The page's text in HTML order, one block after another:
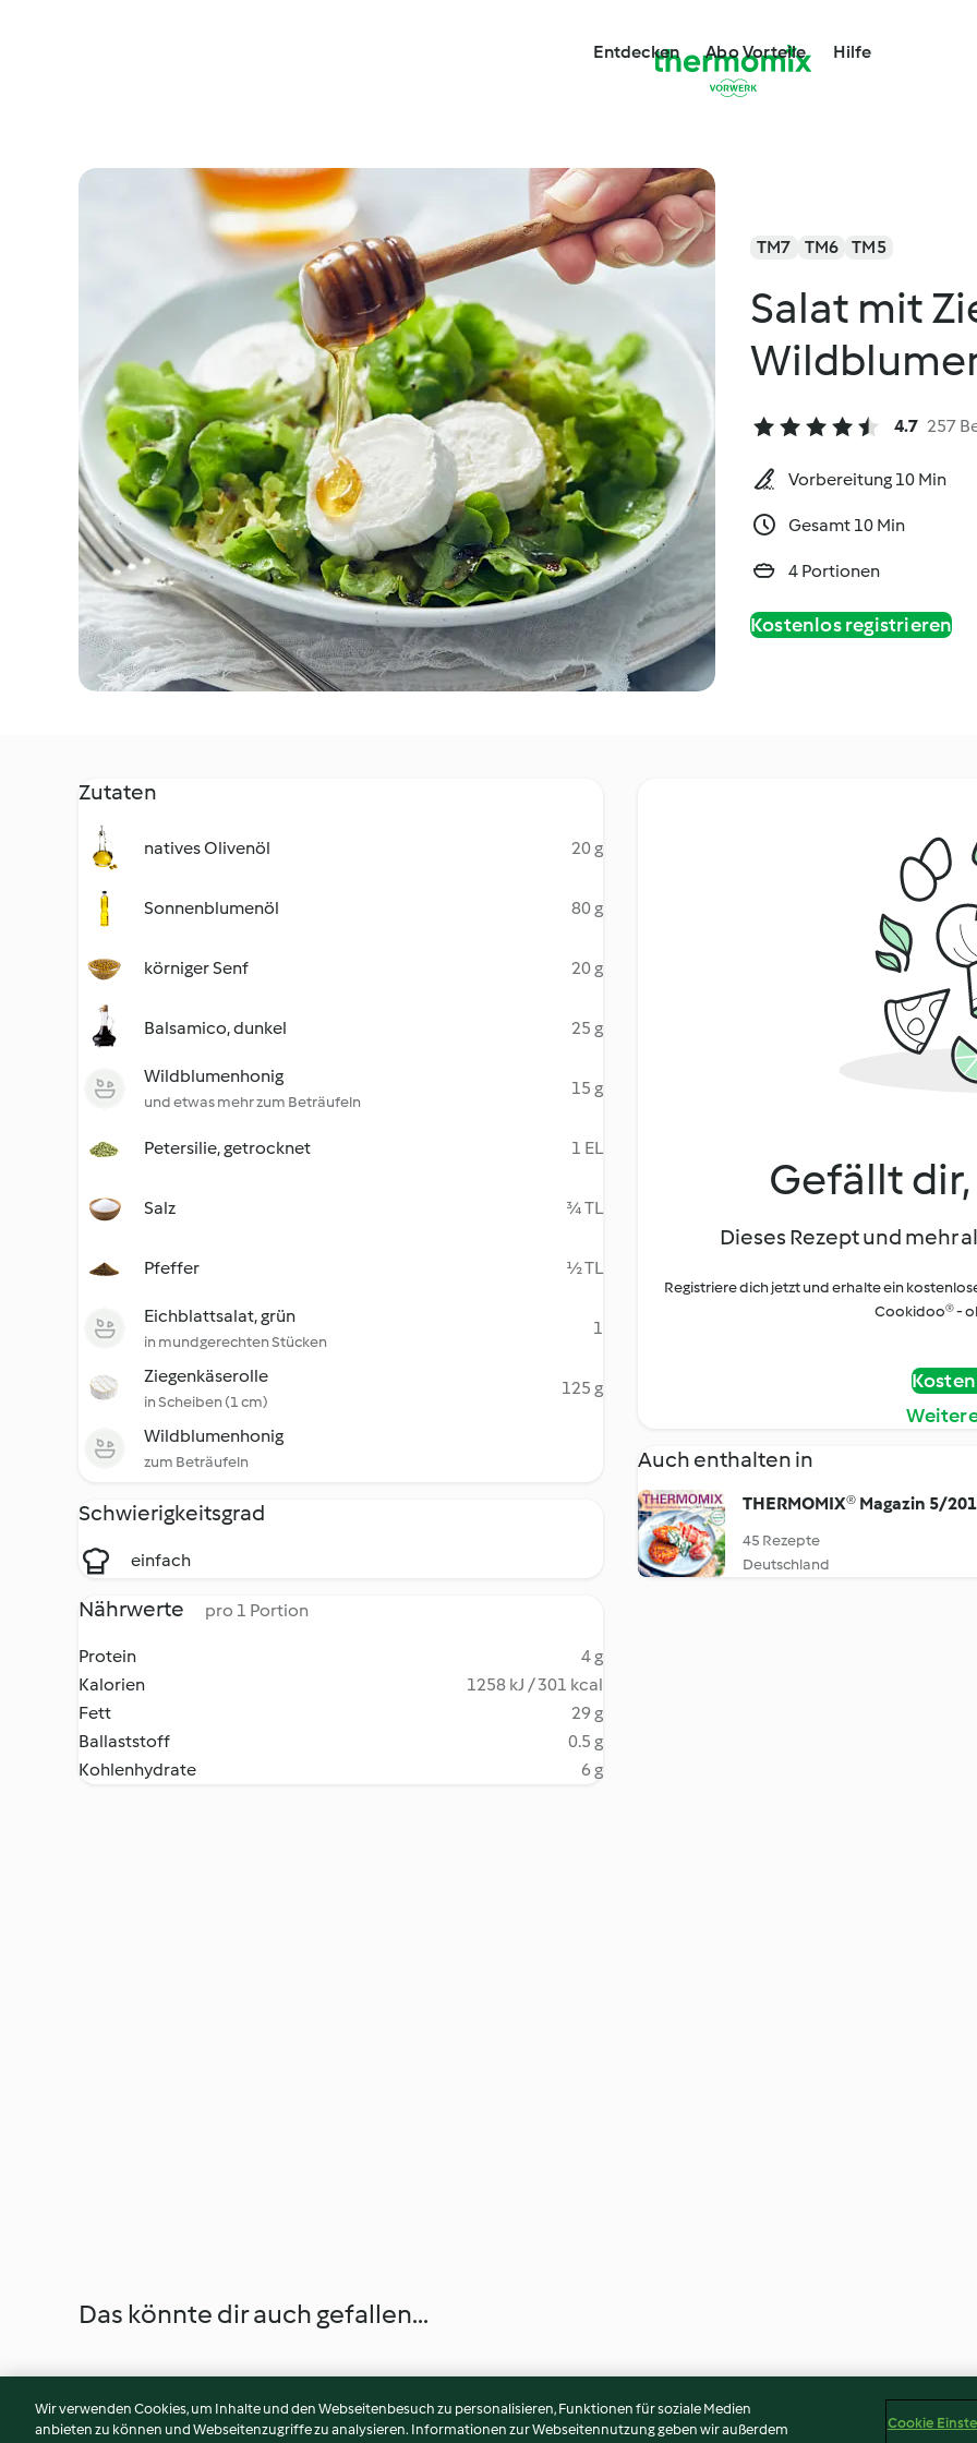
Entdecken Abo Vorteile Hilfe
TM7 TM6 TM5
Salat mit
4.7 257
Vorbereitung 10 Min
Gesamt 10 Min
4 Portionen
Kostenlos registrieren
Zutaten
natives Olivenöl 20 g
Sonnenblumenöl 80 g
körniger Senf 20 g
Balsamico, dunkel 25 g
Wildblumenhonig
und etwas mehr zum Beträufeln
15 g
Petersilie, getrocknet 1 EL
Salz ¾ TL
Pfeffer ½ TL
Eichblattsalat, grün
in mundgerechten Stücken
1
Ziegenkäserolle
in Scheiben (1 cm)
125 g
Wildblumenhonig
zum Beträufeln
Schwierigkeitsgrad
einfach
Nährwerte pro 1 Portion
Protein
4 g
Kalorien
1258 kJ / 301 kcal
Fett
29 g
Ballaststoff
0.5 g
Kohlenhydrate
6 g
Gefällt
Dieses Rezept und mehr
Registriere dich jetzt und erhalte ein
Cookidoo® -
Auch enthalten in
THERMOMIX® Magazin 5/
45 Rezepte
Deutschland
Das könnte dir auch gefallen...
Wir verwenden Cookies, um Inhalte und den Webseitenbesuch zu personalisieren, Funktionen für soziale Medien
anbieten zu können und Webseitenzugriffe zu analysieren. Informationen zur Webseitennutzung geben wir außerdem
Cookie